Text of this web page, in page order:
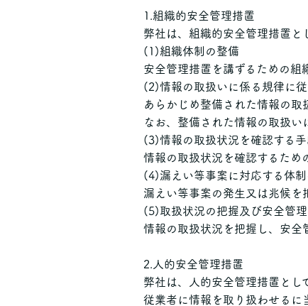
1.組織的安全管理措置
弊社は、組織的安全管理措置と
(1)組織体制の整備
安全管理措置を講ずるための組
(2)情報の取扱いに係る規律に
あらかじめ整備された情報の取
なお、整備された情報の取扱い
(3)情報の取扱状況を確認する
情報の取扱状況を確認するため
(4)漏えい等事案に対応する体
漏えい等事案の発生又は兆候を
(5)取扱状況の把握及び安全管
情報の取扱状況を把握し、安全
2.人的安全管理措置
弊社は、人的安全管理措置とし
従業者に情報を取り扱わせるに